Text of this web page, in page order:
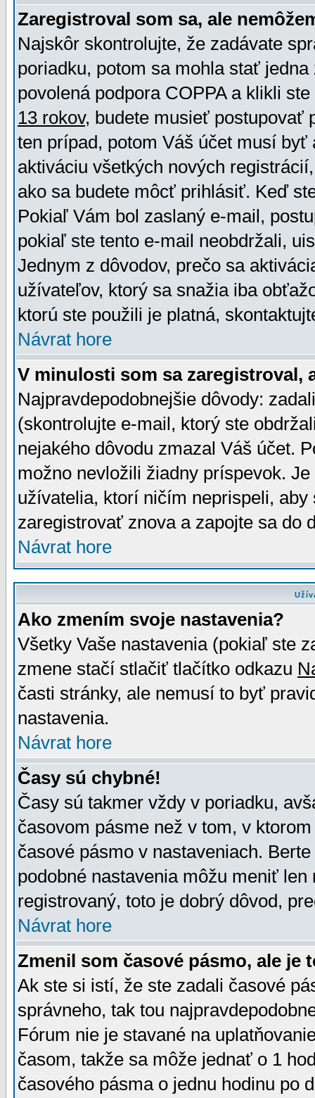
Zaregistroval som sa, ale
Najskôr skontrolujte, že zadávate
poriadku, potom sa mohla stať
povolená podpora COPPA a klikli
13 rokov, budete musieť postupovať
ten prípad, potom Váš účet musí
aktiváciu všetkých nových
ako sa budete môcť prihlásiť. Keď
Pokiaľ Vám bol zaslaný e-mail,
pokiaľ ste tento e-mail neobdržali,
Jednym z dôvodov, prečo sa
užívateľov, ktorý sa snažia iba
ktorú ste použili je platná,
Návrat hore
V minulosti som sa zaregistroval,
Najpravdepodobnejšie dôvody:
(skontrolujte e-mail, ktorý ste
nejakého dôvodu zmazal Váš účet.
možno nevložili žiadny príspevok.
užívatelia, ktorí ničím neprispeli,
zaregistrovať znova a zapojte sa do
Návrat hore
Ako zmením svoje nastavenia?
Všetky Vaše nastavenia (pokiaľ ste
zmene stačí stlačiť tlačítko odkazu
časti stránky, ale nemusí to byť
nastavenia.
Návrat hore
Časy sú chybné!
Časy sú takmer vždy v poriadku,
časovom pásme než v tom, v
časové pásmo v nastaveniach.
podobné nastavenia môžu meniť
registrovaný, toto je dobrý dôvod,
Návrat hore
Zmenil som časové pásmo, ale je
Ak ste si istí, že ste zadali časové
správneho, tak tou
Fórum nie je stavané na
časom, takže sa môže jednať o 1
časového pásma o jednu hodinu po